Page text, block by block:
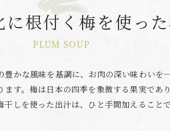
に根付く梅を使っ
PLUM SOUP
かな風味を基調に、お肉の深い味わいを
す。梅は日本の四季を象徴する果実であ
しを使った出汁は、ひと手間加えること